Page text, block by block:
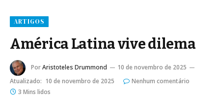
ARTIGOS
América Latina vive dilema
PorAristoteles Drummond
10 de novembro de 2025
Atualizado: 10 de novembro de 2025
Nenhum comentário
3 Mins lidos